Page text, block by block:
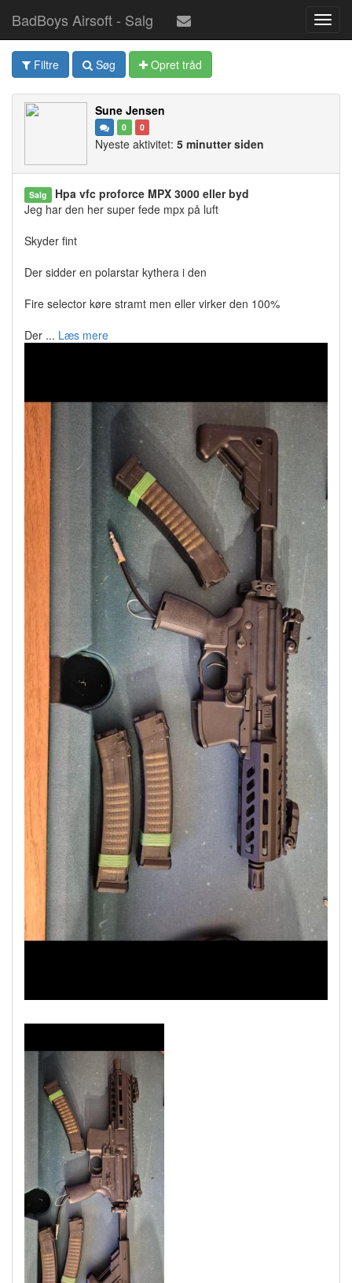
BadBoys Airsoft - Salg
Filtre Søg Opret tråd
Sune Jensen
0 0
Nyeste aktivitet: 5 minutter siden
Salg
Hpa vfc proforce MPX 3000 eller byd
Jeg har den her super fede mpx på luft
Skyder fint
Der sidder en polarstar kythera i den
Fire selector køre stramt men eller virker den 100%
Der ... Læs mere